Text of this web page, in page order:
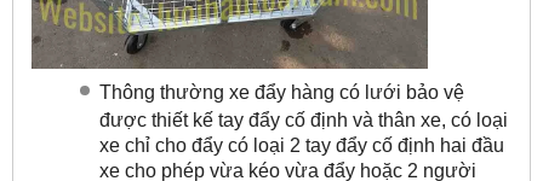
Thông thường xe đẩy hàng có lưới bảo vệ
được thiết kế tay đẩy cố định và thân xe, có loại
xe chỉ cho đẩy có loại 2 tay đẩy cố định hai đầu
xe cho phép vừa kéo vừa đẩy hoặc 2 người